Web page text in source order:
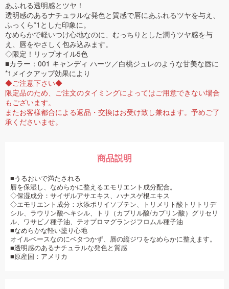
あふれる透明感とツヤ！
透明感のあるナチュラルな発色と質感で唇にあふれるツヤを与え、
ふっくら*1とした印象に。
なめらかで軽いつけ心地なのに、むっちりとした潤うツヤ感を与
え、唇をやさしく包み込みます。
◇限定！リップオイル5色
■カラー：001 キャンディ ハーツ／白桃ジュレのような甘美な唇に
*1メイクアップ効果により
◆ご注意下さい◆
限定品のため、ご注文のタイミングによってはご用意できない場合
もございます。
またお客様都合による返品・交換はお受け致し兼ねます。予めご了
承くださいませ。
商品説明
■うるおいで満たされる
唇を保湿し、なめらかに整えるエモリエント成分配合。
◇保湿成分：サイザルアサエキス、ハナスゲ根エキス
◇エモリエント成分：水添ポリイソブテン、トリメリト酸トリトリデ
シル、ラウリン酸ヘキシル、トリ（カプリル酸/カプリン酸）グリセリ
ル、ワサビノ種子油、テオプロマグランジフロムル種子油
■なめらかな軽い塗り心地
オイルベースなのにベタつかず、唇の縦ジワをなめらかに整えます。
■透明感のあるナチュラルな発色と質感
■原産国：アメリカ